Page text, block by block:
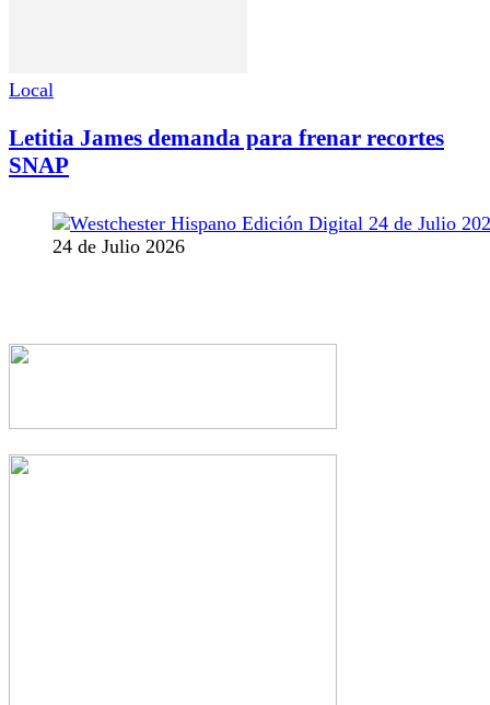
Local
Letitia James demanda para frenar recortes
SNAP
24 de Julio 2026